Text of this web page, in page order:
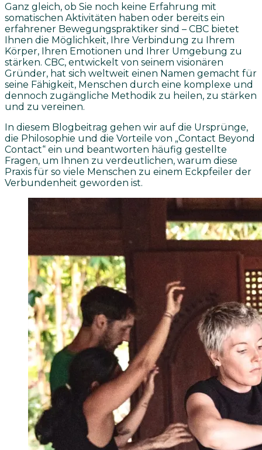
Ganz gleich, ob Sie noch keine Erfahrung mit
somatischen Aktivitäten haben oder bereits ein
erfahrener Bewegungspraktiker sind – CBC bietet
Ihnen die Möglichkeit, Ihre Verbindung zu Ihrem
Körper, Ihren Emotionen und Ihrer Umgebung zu
stärken. CBC, entwickelt von seinem visionären
Gründer, hat sich weltweit einen Namen gemacht für
seine Fähigkeit, Menschen durch eine komplexe und
dennoch zugängliche Methodik zu heilen, zu stärken
und zu vereinen.
In diesem Blogbeitrag gehen wir auf die Ursprünge,
die Philosophie und die Vorteile von „Contact Beyond
Contact“ ein und beantworten häufig gestellte
Fragen, um Ihnen zu verdeutlichen, warum diese
Praxis für so viele Menschen zu einem Eckpfeiler der
Verbundenheit geworden ist.